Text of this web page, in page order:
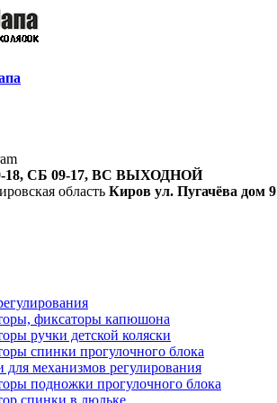
18, СБ 09-17, ВС ВЫХОДНОЙ
область Киров ул. Пугачёва дом 9
фиксаторы капюшона
ручки детской коляски
спинки прогулочного блока
для механизмов регулирования
подножки прогулочного блока
спинки в люльке